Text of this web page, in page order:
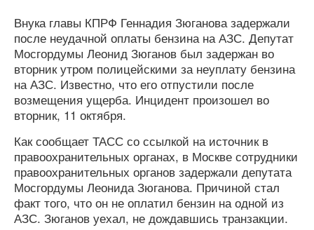
Внука главы КПРФ Геннадия Зюганова задержали
после неудачной оплаты бензина на АЗС. Депутат
Мосгордумы Леонид Зюганов был задержан во
вторник утром полицейскими за неуплату бензина
на АЗС. Известно, что его отпустили после
возмещения ущерба. Инцидент произошел во
вторник, 11 октября.
Как сообщает ТАСС со ссылкой на источник в
правоохранительных органах, в Москве сотрудники
правоохранительных органов задержали депутата
Мосгордумы Леонида Зюганова. Причиной стал
факт того, что он не оплатил бензин на одной из
АЗС. Зюганов уехал, не дождавшись транзакции.